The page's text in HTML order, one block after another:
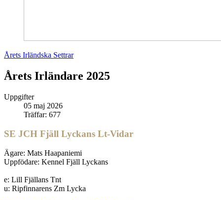
Årets Irländska Settrar
Årets Irländare 2025
Uppgifter
05 maj 2026
Träffar: 677
SE JCH Fjäll Lyckans Lt-Vidar
Ägare: Mats Haapaniemi
Uppfödare: Kennel Fjäll Lyckans
e: Lill Fjällans Tnt
u: Ripfinnarens Zm Lycka